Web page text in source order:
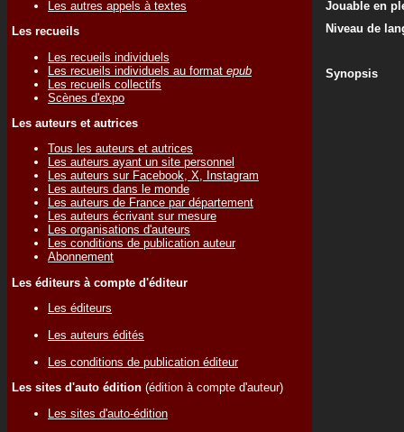
Les autres appels à textes
Les recueils
Les recueils individuels
Les recueils individuels au format epub
Les recueils collectifs
Scènes d'expo
Les auteurs et autrices
Tous les auteurs et autrices
Les auteurs ayant un site personnel
Les auteurs sur Facebook, X, Instagram
Les auteurs dans le monde
Les auteurs de France par département
Les auteurs écrivant sur mesure
Les organisations d'auteurs
Les conditions de publication auteur
Abonnement
Les éditeurs à compte d'éditeur
Les éditeurs
Les auteurs édités
Les conditions de publication éditeur
Les sites d'auto édition (édition à compte d'auteur)
Les sites d'auto-édition
Jouable en
Niveau de
Synopsis